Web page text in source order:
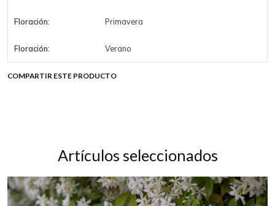
Floración: Primavera
Floración: Verano
COMPARTIR ESTE PRODUCTO
Artículos seleccionados